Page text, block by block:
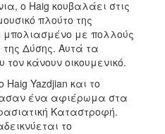
ο Haig κουβαλάει στις
πλούτο της
με πολλούς
της Δύσης. Αυτά τα
τον κάνουν οικουμενικό.
Yazdjian και το
ένα αφιέρωμα στα
Καταστροφή.
το